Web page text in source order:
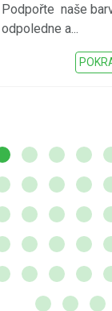
Podpořte naše
odpoledne a...